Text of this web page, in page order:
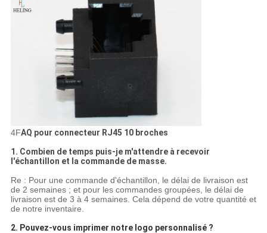
4FAQ pour connecteur RJ45 10 broches
1. Combien de temps puis-je m'attendre à recevoir
l'échantillon et la commande de masse.
Re : Pour une commande d'échantillon, le délai de livraison est
de 2 semaines ; et pour les commandes groupées, le délai de
livraison est de 3 à 4 semaines. Cela dépend de votre quantité et
de notre inventaire.
2. Pouvez-vous imprimer notre logo personnalisé ?